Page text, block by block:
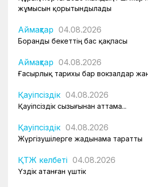
жұмысын қорытындылады
Аймақтар 04.08.2026
Боранды бекеттің бас қақпасы
Аймақтар 04.08.2026
Ғасырлық тарихы бар вокзалдар
Қауіпсіздік 04.08.2026
Қауіпсіздік сызығынан аттама...
Қауіпсіздік 04.08.2026
Жүргізушілерге жадынама таратты
ҚТЖ келбеті 04.08.2026
Үздік атанған үштік